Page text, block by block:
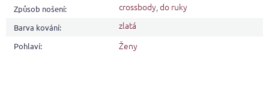
Způsob nošení: crossbody,do ruky
Barva kování: zlatá
Pohlaví: Ženy